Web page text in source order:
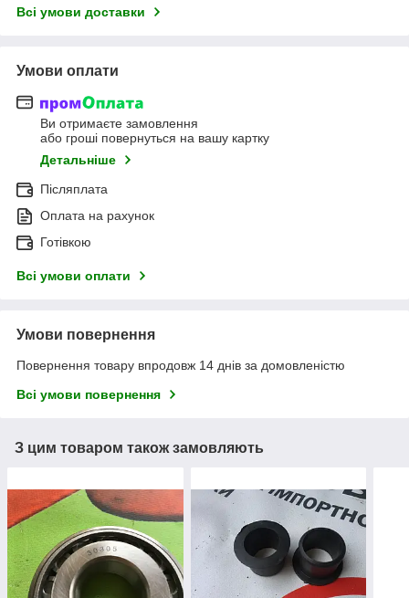
Всі умови доставки
Умови оплати
Ви отримаєте замовлення
або гроші повернуться на вашу картку
Детальніше
Післяплата
Оплата на рахунок
Готівкою
Всі умови оплати
Умови повернення
Повернення товару впродовж 14 днів за домовленістю
Всі умови повернення
З цим товаром також замовляють